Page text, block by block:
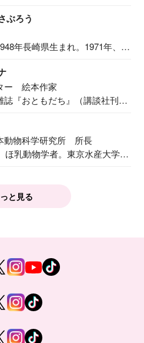
ぶろう
年長崎県生まれ。1971年、
ー 絵本作家
誌『おともだち』（講談社刊）
物科学研究所 所長
ほ乳動物学者。東京水産大学卒
と見る